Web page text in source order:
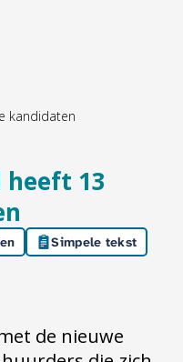
kandidaten
heeft 13
Simpele tekst
de nieuwe